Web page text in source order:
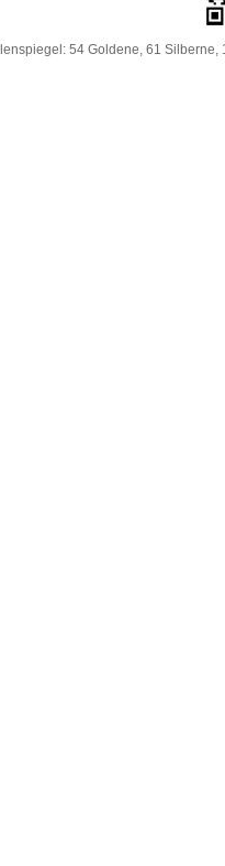
54 Goldene, 61